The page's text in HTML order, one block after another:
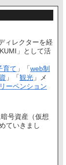
ィレクターを経
」として活
育て 」「web制
」「観光 」メ
ーペンション
号資産（仮想
ていきまし